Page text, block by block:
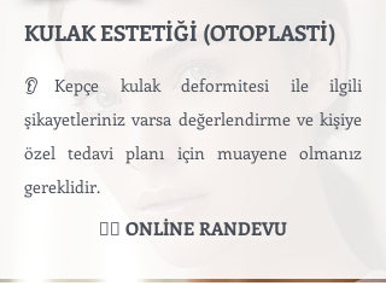
KULAK ESTETİĞİ (OTOPLASTİ)
👂Kepçe kulak deformitesi ile ilgili
şikayetleriniz varsa değerlendirme ve kişiye
özel tedavi planı için muayene olmanız
gereklidir.
👉🏻 ONLİNE RANDEVU